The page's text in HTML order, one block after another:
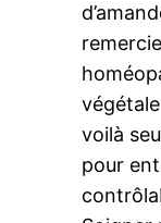
voilà
pour